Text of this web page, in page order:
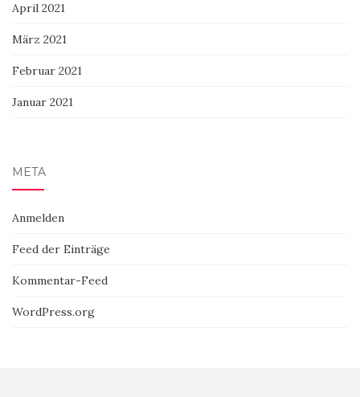
April 2021
März 2021
Februar 2021
Januar 2021
META
Anmelden
Feed der Einträge
Kommentar-Feed
WordPress.org